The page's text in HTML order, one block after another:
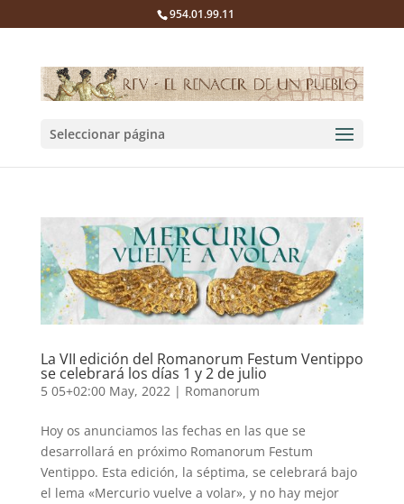
954.01.99.11
Seleccionar página
La VII edición del Romanorum Festum Ventippo
se celebrará los días 1 y 2 de julio
5 05+02:00 May, 2022| Romanorum
Hoy os anunciamos las fechas en las que se
desarrollará en próximo Romanorum Festum
Ventippo. Esta edición, la séptima, se celebrará bajo
el lema «Mercurio vuelve a volar», y no hay mejor